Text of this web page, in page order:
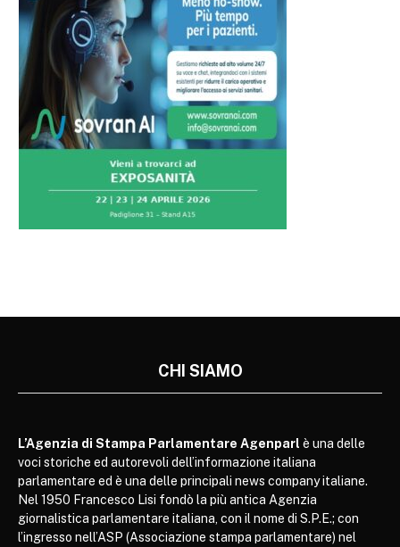
CHI SIAMO
L’Agenzia di Stampa Parlamentare Agenparl è una delle
voci storiche ed autorevoli dell’informazione italiana
parlamentare ed è una delle principali news company italiane.
Nel 1950 Francesco Lisi fondò la più antica Agenzia
giornalistica parlamentare italiana, con il nome di S.P.E.; con
l’ingresso nell’ASP (Associazione stampa parlamentare) nel